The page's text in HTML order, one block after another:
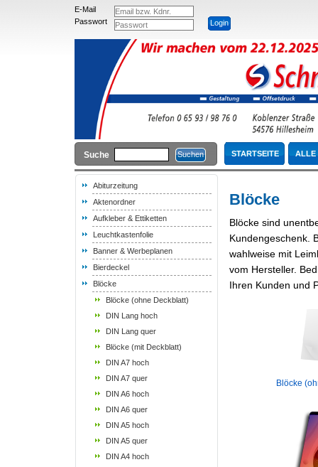
E-Mail
Passwort
Suche STARTSEITE ALLE
Abiturzeitung
Aktenordner
Aufkleber & Ettiketten
Leuchtkastenfolie
Banner & Werbeplanen
Bierdeckel
Blöcke
Blöcke (ohne Deckblatt)
DIN Lang hoch
DIN Lang quer
Blöcke (mit Deckblatt)
DIN A7 hoch
DIN A7 quer
DIN A6 hoch
DIN A6 quer
DIN A5 hoch
DIN A5 quer
DIN A4 hoch
Blöcke
Blöcke sind
Kundengeschenk.
wahlweise mit
vom Hersteller.
Ihren Kunden und
Blöcke